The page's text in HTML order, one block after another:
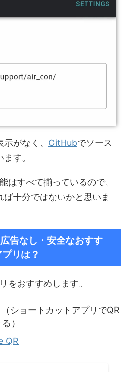
がなく、 GitHubでソース
す。
はすべて揃っているので、
ば十分ではないかと思いま
告なし・安全なおすす
リは？
をおすすめします。
ショートカットアプリでQR
）
QR